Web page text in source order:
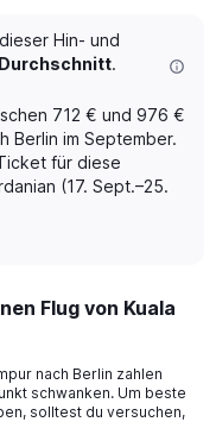
Hin- und
.
712 € und 976 €
Berlin im September.
für diese
(17. Sept.–25.
Flug von Kuala
nach Berlin zahlen
schwanken. Um beste
solltest du versuchen,